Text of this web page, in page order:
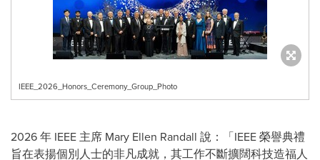
IEEE_2026_Honors_Ceremony_Group_Photo
2026 年 IEEE 主席 Mary Ellen Randall 說：「IEEE 榮譽典禮
旨在表揚個別人士的非凡成就，其工作不斷擴闊科技造福人